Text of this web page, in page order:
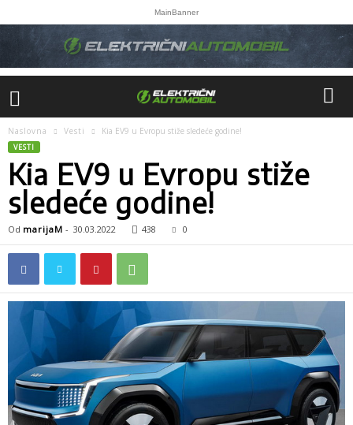
MainBanner
Naslovna Vesti Kia EV9 u Evropu stiže sledeće godine!
VESTI
Kia EV9 u Evropu stiže
sledeće godine!
Od marijaM - 30.03.2022 438 0